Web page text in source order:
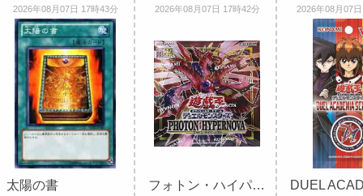
2026年08月07日 17時43分
太陽の書
2026年08月07日 17時42分
フォトン・ハイパーノヴァ 未開封...
2026年08月07